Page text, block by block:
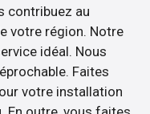
contribuez au
votre région. Notre
idéal. Nous
Faites
votre installation